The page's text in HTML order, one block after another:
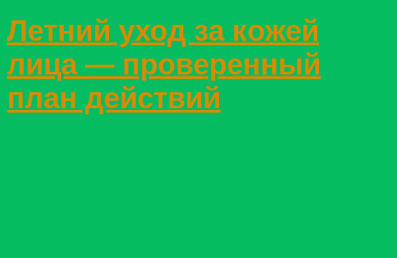
Летний уход за кожей
лица — проверенный
план действий